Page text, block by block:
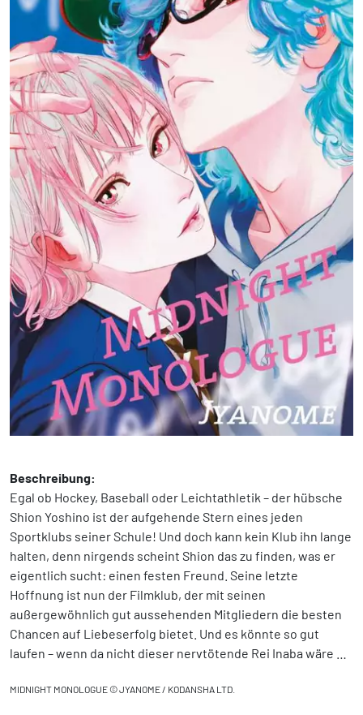
Beschreibung:
Egal ob Hockey, Baseball oder Leichtathletik – der hübsche
Shion Yoshino ist der aufgehende Stern eines jeden
Sportklubs seiner Schule! Und doch kann kein Klub ihn lange
halten, denn nirgends scheint Shion das zu finden, was er
eigentlich sucht: einen festen Freund. Seine letzte
Hoffnung ist nun der Filmklub, der mit seinen
außergewöhnlich gut aussehenden Mitgliedern die besten
Chancen auf Liebeserfolg bietet. Und es könnte so gut
laufen – wenn da nicht dieser nervtötende Rei Inaba wäre …
MIDNIGHT MONOLOGUE © JYANOME / KODANSHA LTD.